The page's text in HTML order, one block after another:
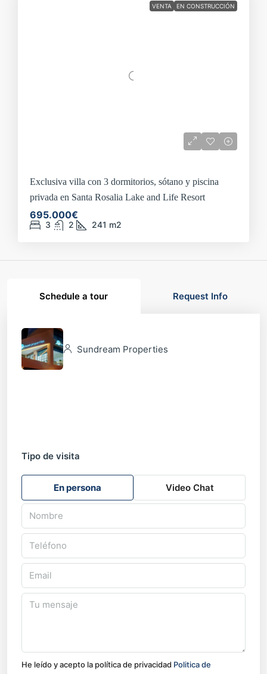
VENTA EN CONSTRUCCIÓN
Exclusiva villa con 3 dormitorios, sótano y piscina
privada en Santa Rosalia Lake and Life Resort
695.000€
3 2 241 m2
Schedule a tour Request Info
Sundream Properties
Tipo de visita
En persona Video Chat
He leído y acepto la política de privacidad Politica de